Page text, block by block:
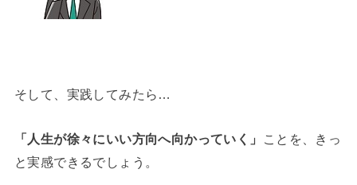
そして、実践してみたら…
「人生が徐々にいい方向へ向かっていく」
ことを、きっ
と実感できるでしょう。